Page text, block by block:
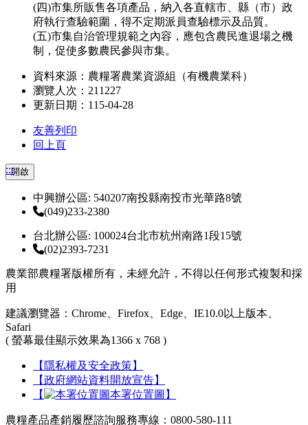
(四)市集所販售各項產品，納入各直轄市、縣（市）政
府執行查驗範圍，得不定期派員查驗標示及品質。
(五)市集自治管理規範之內容，應包含農民進退場之機
制，促使多數農民參與市集。
資料來源：農糧署農業資源組（有機農業科）
瀏覽人次：211227
更新日期：115-04-28
友善列印
回上頁
:::開啟
中興辦公區: 540207南投縣南投市光華路8號
(049)233-2380
台北辦公區: 100024台北市杭州南路1段15號
(02)2393-7231
農業部農糧署版權所有，未經允許，不得以任何形式複製和採
用
建議瀏覽器：Chrome、Firefox、Edge、IE10.0以上版本、
Safari
( 螢幕最佳顯示效果為1366 x 768 )
【隱私權及安全政策】
【政府網站資料開放宣告】
【
本署位置圖】
農糧產品產銷履歷諮詢服務專線：0800-580-111